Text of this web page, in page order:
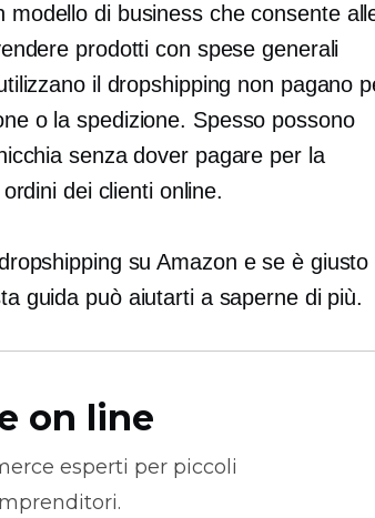
modello di business che consente
prodotti con spese generali
il dropshipping non pagano
o la spedizione. Spesso possono
senza dover pagare per la
dei clienti online.
su Amazon e se è giusto
guida può aiutarti a saperne di più.
on line
esperti per piccoli